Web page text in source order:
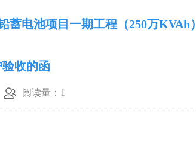
电池项目一期工程（250万KVAh）
收的函
阅读量： 1